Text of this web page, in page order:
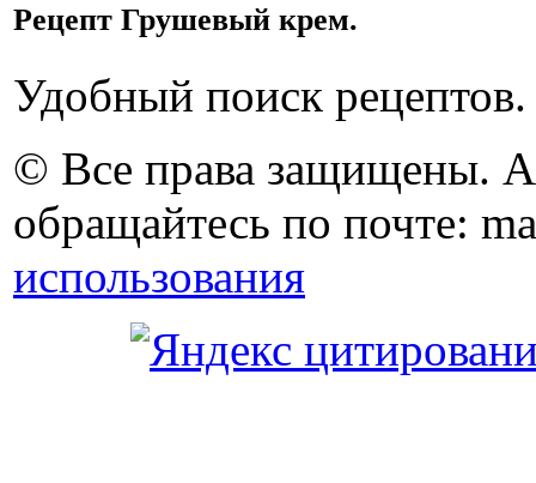
Рецепт Грушевый крем.
Удобный поиск рецептов.
© Все права защищены.
обращайтесь по почте:
использования